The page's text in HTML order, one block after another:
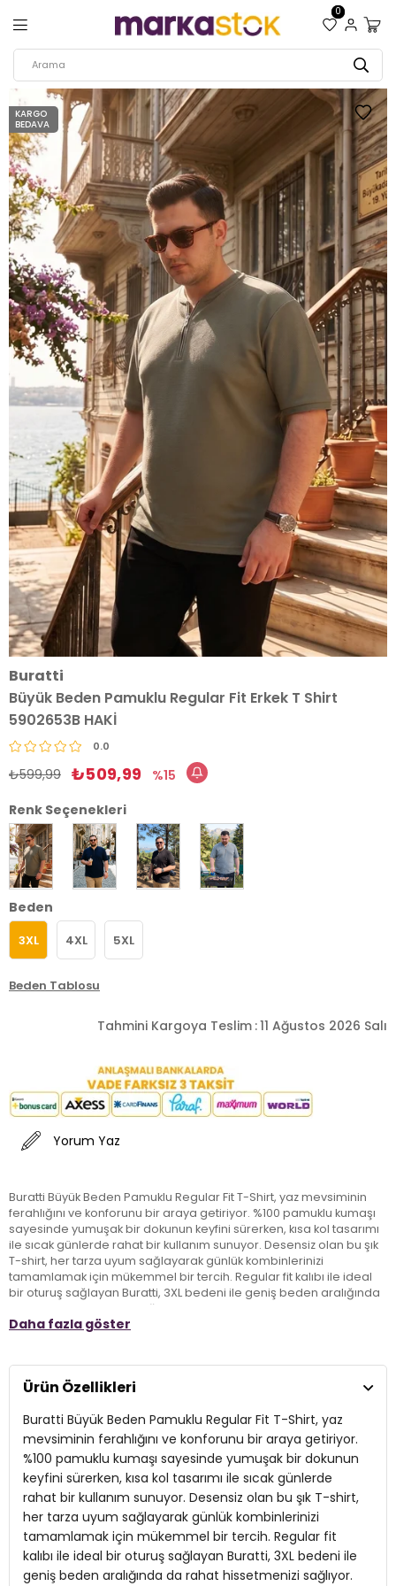
0
KARGO
BEDAVA
Buratti
Büyük Beden Pamuklu Regular Fit Erkek T Shirt
5902653B HAKİ
0.0
₺599,99 ₺509,99
15
Renk Seçenekleri
Beden
3XL 4XL 5XL
Beden Tablosu
Tahmini Kargoya Teslim :11 Ağustos 2026 Salı
Yorum Yaz
Buratti Büyük Beden Pamuklu Regular Fit T-Shirt, yaz mevsiminin
ferahlığını ve konforunu bir araya getiriyor. %100 pamuklu kumaşı
sayesinde yumuşak bir dokunun keyfini sürerken, kısa kol tasarımı
ile sıcak günlerde rahat bir kullanım sunuyor. Desensiz olan bu şık
T-shirt, her tarza uyum sağlayarak günlük kombinlerinizi
tamamlamak için mükemmel bir tercih. Regular fit kalıbı ile ideal
bir oturuş sağlayan Buratti, 3XL bedeni ile geniş beden aralığında
da rahat hissetmenizi sağlıyor. Hem stil hem de konfor arayan
yetişkinler için vazgeçilmez bir parça olarak gardıroplarda yerini
Desen:Desensiz
Mevsim: İlkbahar/Yaz
Materyal:% 100 Pamuk
Kol Tipi:Kısa Kol
Kalıp Bilgisi:Regular Fit
Daha fazla göster
Ürün Özellikleri
Buratti Büyük Beden Pamuklu Regular Fit T-Shirt, yaz
mevsiminin ferahlığını ve konforunu bir araya getiriyor.
%100 pamuklu kumaşı sayesinde yumuşak bir dokunun
keyfini sürerken, kısa kol tasarımı ile sıcak günlerde
rahat bir kullanım sunuyor. Desensiz olan bu şık T-shirt,
her tarza uyum sağlayarak günlük kombinlerinizi
tamamlamak için mükemmel bir tercih. Regular fit
kalıbı ile ideal bir oturuş sağlayan Buratti, 3XL bedeni ile
geniş beden aralığında da rahat hissetmenizi sağlıyor.